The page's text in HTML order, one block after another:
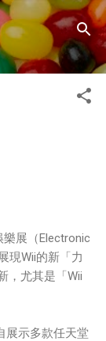
展（Electronic
現Wii的新「力
，尤其是「Wii
展示多款任天堂